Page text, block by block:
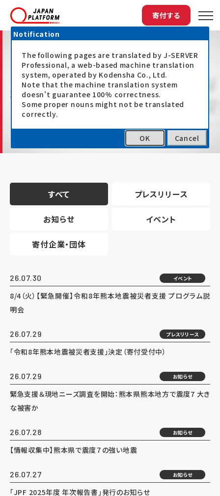
寄付する
最新情報
すべて プレスリリース
お知らせ イベント
寄付企業・団体
26.07.30 イベント
8/4（火）【緊急開催】令和8年熊本地震被災者支援 プログラム説
明会
26.07.29 プレスリリース
「令和8年熊本地震被災者支援」決定（寄付受付中）
26.07.29 お知らせ
緊急支援＆現地ニーズ調査を開始：熊本県熊本地方で震度7 大き
な被害か
26.07.28 お知らせ
【情報収集中】熊本県で震度７の強い地震
26.07.27 お知らせ
「JPF 2025年度 年次報告書」発行のお知らせ
Notification
The following pages are translated by J-SERVER
Professional, a web-based machine translation
system, operated by Kodensha Co., Ltd.
Note that the machine translation system
doesn't guarantee 100% correctness.
Some proper nouns might not be translated
correctly.
OK Cancel